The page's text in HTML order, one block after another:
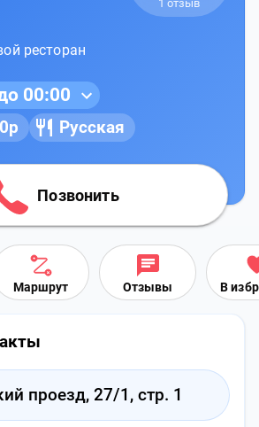
1 отзыв
ресторан
00:00
Русская
Позвонить
Маршрут Отзывы В
проезд, 27/1, стр. 1